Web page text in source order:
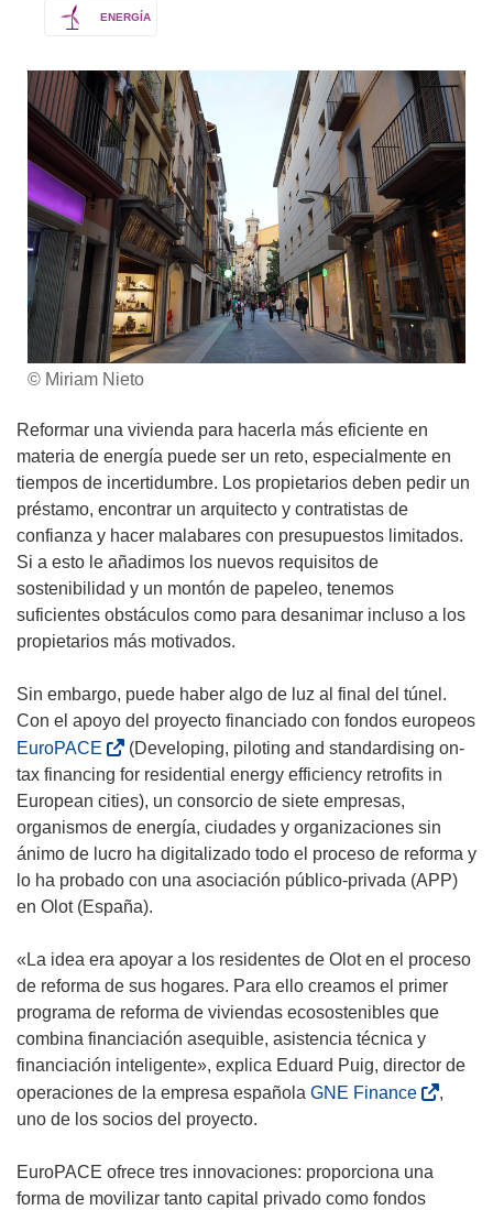
ENERGÍA
© Miriam Nieto
Reformar una vivienda para hacerla más eficiente en
materia de energía puede ser un reto, especialmente en
tiempos de incertidumbre. Los propietarios deben pedir un
préstamo, encontrar un arquitecto y contratistas de
confianza y hacer malabares con presupuestos limitados.
Si a esto le añadimos los nuevos requisitos de
sostenibilidad y un montón de papeleo, tenemos
suficientes obstáculos como para desanimar incluso a los
propietarios más motivados.
Sin embargo, puede haber algo de luz al final del túnel.
Con el apoyo del proyecto financiado con fondos europeos
EuroPACE
s
e
a
b
r
i
á
e
n
u
n
a
n
e
v
(Developing, piloting and standardising on-
tax financing for residential energy efficiency retrofits in
European cities), un consorcio de siete empresas,
organismos de energía, ciudades y organizaciones sin
ánimo de lucro ha digitalizado todo el proceso de reforma y
lo ha probado con una asociación público-privada (APP)
en Olot (España).
«La idea era apoyar a los residentes de Olot en el proceso
de reforma de sus hogares. Para ello creamos el primer
programa de reforma de viviendas ecosostenibles que
combina financiación asequible, asistencia técnica y
financiación inteligente», explica Eduard Puig, director de
operaciones de la empresa española GNE Finance(
a
b
,
uno de los socios del proyecto.
EuroPACE ofrece tres innovaciones: proporciona una
forma de movilizar tanto capital privado como fondos